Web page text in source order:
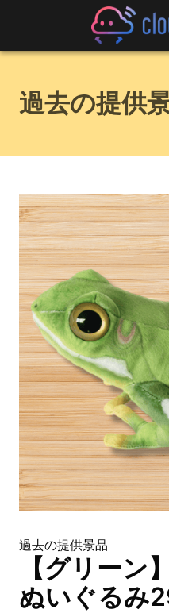
過去の提供
過去の提供景品
【グリーン
ぬいぐるみ